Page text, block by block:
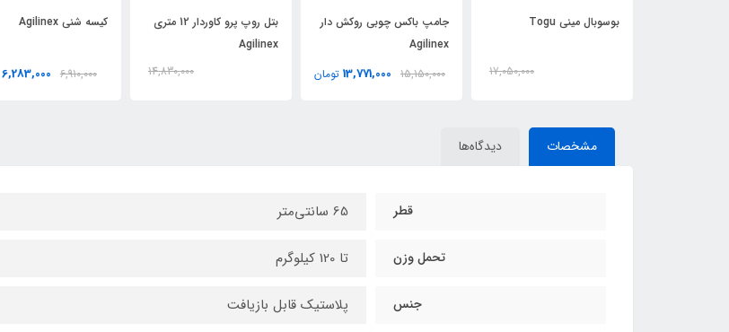
بوسوبال ميني Togu
17,050,000
جامپ باکس چوبی روکش دار
Agilinex
15,150,000
13,771,000 تومان
بتل روپ پرو کاوردار 12 متری
Agilinex
14,830,000
کيسه شني Agilinex
6,910,000
6,283,000
مشخصات دیدگاه‌ها
قطر 65 سانتی‌متر
تحمل وزن تا 120 کیلوگرم
جنس پلاستیک قابل بازیافت